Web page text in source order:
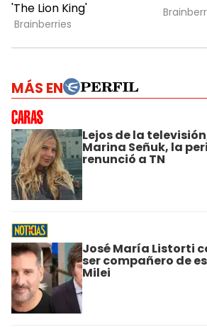
MÁS EN
Lejos de la
Marina Señuk, la
renunció a TN
José María Listorti
ser compañero de
Milei